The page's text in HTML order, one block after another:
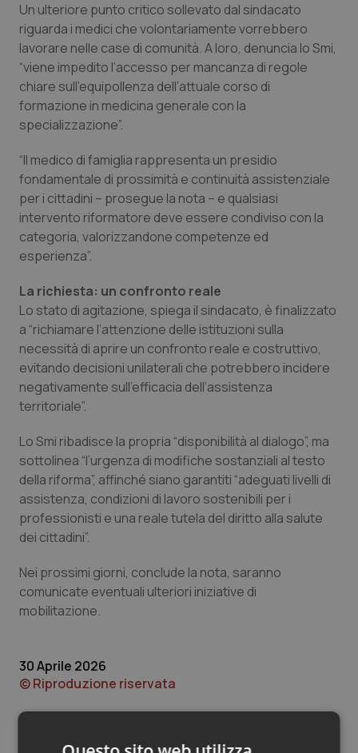
Molise
Piemonte
Provincia Autonoma di Bolzano
Puglia
Sardegna
Toscana
Umbria
Valle D’Aosta
Veneto
Epatiti
HIV
Infezioni & Febbre
Malattie rare
Malattia di Crohn & Rettocolite Ulcerosa
Obesità
Oftalmologia
Oncodermatologia
Oncoematologia
Oncologia & Nutrizione
Psoriasi & pelle
Quotidiano Cardiologia
Quotidiano Chirurgia
Quotidiano Pediatria
Un ulteriore punto critico sollevato dal sindacato
riguarda i medici che volontariamente vorrebbero
lavorare nelle case di comunità. A loro, denuncia lo Smi,
“viene impedito l’accesso per mancanza di regole
chiare sull’equipollenza dell’attuale corso di
formazione in medicina generale con la
specializzazione”.
“Il medico di famiglia rappresenta un presidio
fondamentale di prossimità e continuità assistenziale
per i cittadini – prosegue la nota – e qualsiasi
intervento riformatore deve essere condiviso con la
categoria, valorizzandone competenze ed
esperienza”.
La richiesta: un confronto reale
Lo stato di agitazione, spiega il sindacato, è finalizzato
a “richiamare l’attenzione delle istituzioni sulla
necessità di aprire un confronto reale e costruttivo,
evitando decisioni unilaterali che potrebbero incidere
negativamente sull’efficacia dell’assistenza
territoriale”.
Lo Smi ribadisce la propria “disponibilità al dialogo”, ma
sottolinea “l’urgenza di modifiche sostanziali al testo
della riforma”, affinché siano garantiti “adeguati livelli di
assistenza, condizioni di lavoro sostenibili per i
professionisti e una reale tutela del diritto alla salute
dei cittadini”.
Nei prossimi giorni, conclude la nota, saranno
comunicate eventuali ulteriori iniziative di
mobilitazione.
30 Aprile 2026
© Riproduzione riservata